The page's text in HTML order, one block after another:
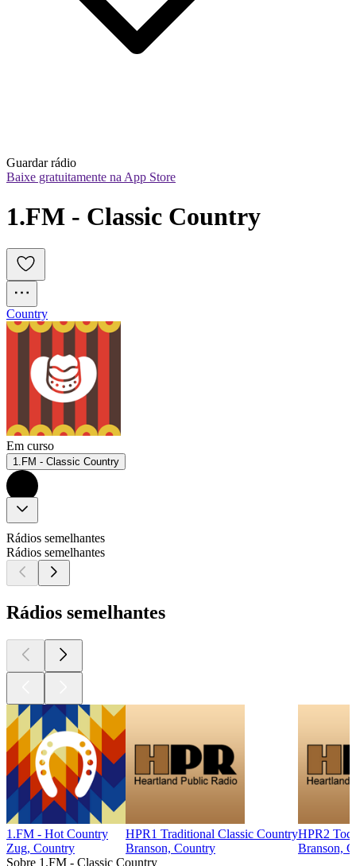
Guardar rádio
Baixe gratuitamente na App Store
1.FM - Classic Country
Country
Em curso
1.FM - Classic Country
Rádios semelhantes
Rádios semelhantes
Rádios semelhantes
1.FM - Hot Country
Zug, Country
HPR1 Traditional Classic Country
Branson, Country
HPR2
Branson,
Sobre 1.FM - Classic Country